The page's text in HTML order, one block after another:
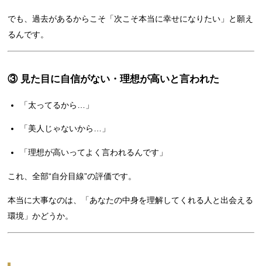
でも、過去があるからこそ「次こそ本当に幸せになりたい」と願え
るんです。
③ 見た目に自信がない・理想が高いと言われた
「太ってるから…」
「美人じゃないから…」
「理想が高いってよく言われるんです」
これ、全部“自分目線”の評価です。
本当に大事なのは、「あなたの中身を理解してくれる人と出会える
環境」かどうか。